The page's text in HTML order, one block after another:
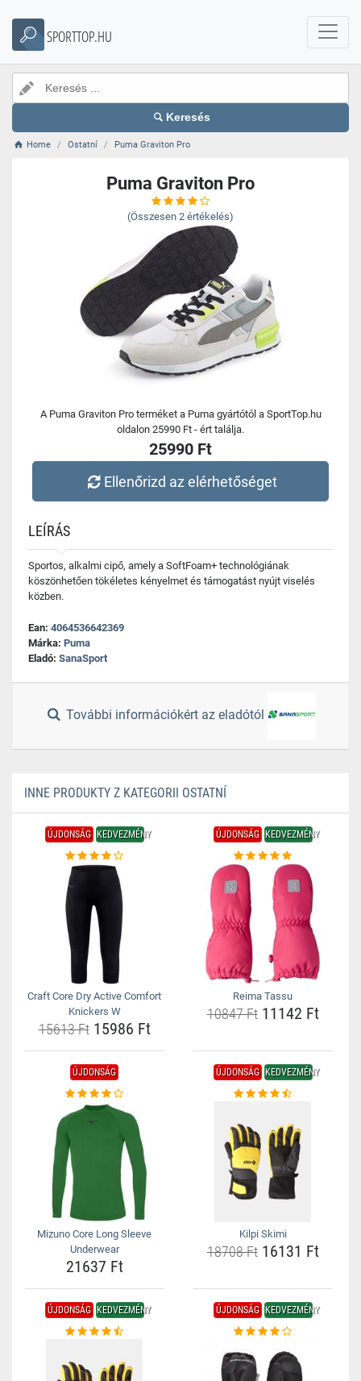
SPORTTOP.HU
Keresés
Home Ostatní Puma Graviton Pro
Puma Graviton Pro
(Összesen 2 értékelés)
A Puma Graviton Pro terméket a Puma gyártótól a SportTop.hu
oldalon 25990 Ft - ért találja.
25990 Ft
Ellenőrizd az elérhetőséget
LEÍRÁS
Sportos, alkalmi cipő, amely a SoftFoam+ technológiának
köszönhetően tökéletes kényelmet és támogatást nyújt viselés
közben.
Ean: 4064536642369
Márka: Puma
Eladó: SanaSport
További információkért az eladótól
INNE PRODUKTY Z KATEGORII OSTATNÍ
ÚJDONSÁG KEDVEZMÉNY
Craft Core Dry Active Comfort
Knickers W
15613 Ft15986 Ft
ÚJDONSÁG KEDVEZMÉNY
Reima Tassu
10847 Ft11142 Ft
ÚJDONSÁG
Mizuno Core Long Sleeve
Underwear
21637 Ft
ÚJDONSÁG KEDVEZMÉNY
Kilpi Skimi
18708 Ft16131 Ft
ÚJDONSÁG KEDVEZMÉNY ÚJDONSÁG KEDVEZMÉNY